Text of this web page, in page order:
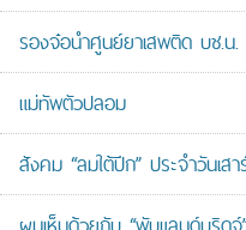
รองจ๋อนำศูนย์ยาเสพติด บช.น
แม่ทัพตัวปลอม
สังคม “ลมใต้ปีก” ประจำวันเ